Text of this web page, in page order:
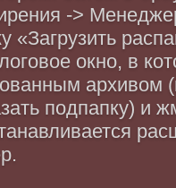
->
«Загрузить
окно, в
архивом
подпапку) и